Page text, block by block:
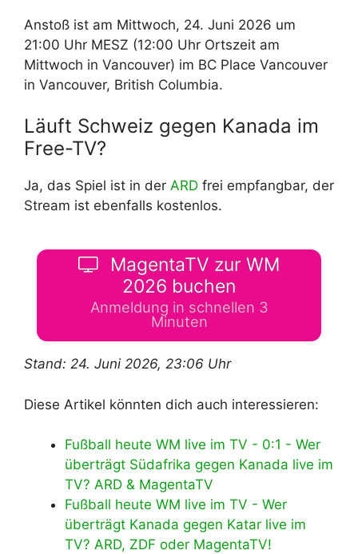
Anstoß ist am Mittwoch, 24. Juni 2026 um
21:00 Uhr MESZ (12:00 Uhr Ortszeit am
Mittwoch in Vancouver) im BC Place Vancouver
in Vancouver, British Columbia.
Läuft Schweiz gegen Kanada im
Free-TV?
Ja, das Spiel ist in der ARD frei empfangbar, der
Stream ist ebenfalls kostenlos.
MagentaTV zur WM
2026 buchen
Anmeldung in schnellen 3
Minuten
Stand: 24. Juni 2026, 23:06 Uhr
Diese Artikel könnten dich auch interessieren:
Fußball heute WM live im TV - 0:1 - Wer
überträgt Südafrika gegen Kanada live im
TV? ARD & MagentaTV
Fußball heute WM live im TV - Wer
überträgt Kanada gegen Katar live im
TV? ARD, ZDF oder MagentaTV!